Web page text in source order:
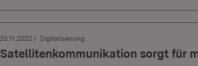
25.11.2022 Digitalisierung
Satellitenkommunikation sorgt für